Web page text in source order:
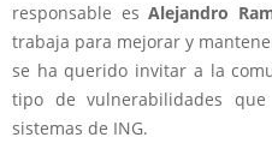
responsable es Alejandro
trabaja para mejorar y
se ha querido invitar a la
tipo de vulnerabilidades
sistemas de ING.